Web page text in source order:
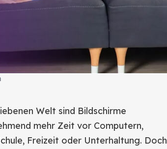
Welt sind Bildschirme
mehr Zeit vor Computern,
Freizeit oder Unterhaltung. Doch